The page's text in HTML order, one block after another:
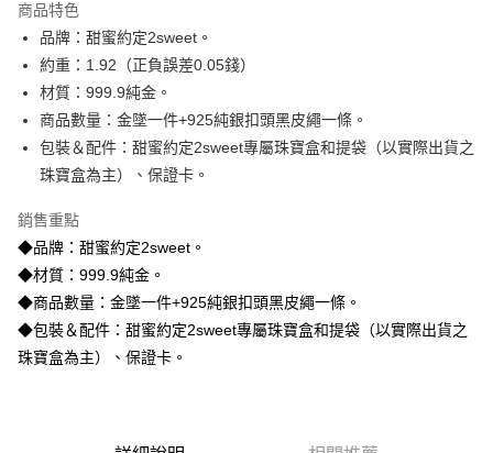
合作金庫商業銀行
華南商業銀行
上海商業儲蓄銀行
國泰世華商業銀行
臺灣中小企業銀行
台中商業銀行
匯豐（台灣）商業銀行
華泰商業銀行
聯邦商業銀行
遠東國際商業銀行
元大商業銀行
台新國際商業銀行
台灣樂天信用卡公司
6 期 0 利率 每期
華南商業銀行
上海商業儲蓄銀行
國泰世華商業銀行
兆豐國際商業銀行
臺灣中小企業銀行
台中商業銀行
匯豐（台灣）商業銀行
元大商業銀行
玉山商業銀行
台灣樂天信用卡公司
LINE Pay
Apple Pay
街口支付
悠遊付
ATM付款
運送方式
宅配
每筆NT$80，滿NT$1,000(含以上)免運費
商品特色
品牌：甜蜜約定2sweet。
約重：1.92（正負誤差0.05錢）
材質：999.9純金。
商品數量：金墜一件+925純銀扣頭黑皮繩一條。
包裝＆配件：甜蜜約定2sweet專屬珠寶盒和提袋（以實際出貨之
珠寶盒為主）、保證卡。
銷售重點
◆品牌：甜蜜約定2sweet。
◆材質：999.9純金。
◆商品數量：金墜一件+925純銀扣頭黑皮繩一條。
◆包裝＆配件：甜蜜約定2sweet專屬珠寶盒和提袋（以實際出貨之
珠寶盒為主）、保證卡。